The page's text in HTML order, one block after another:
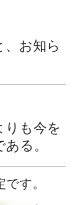
お知ら
りも今を
る。
す。